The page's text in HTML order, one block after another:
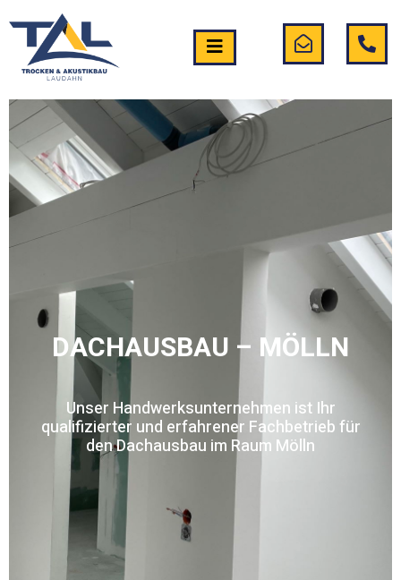
DACHAUSBAU – MÖLLN
Unser Handwerksunternehmen ist Ihr
qualifizierter und erfahrener Fachbetrieb für
den Dachausbau im Raum Mölln